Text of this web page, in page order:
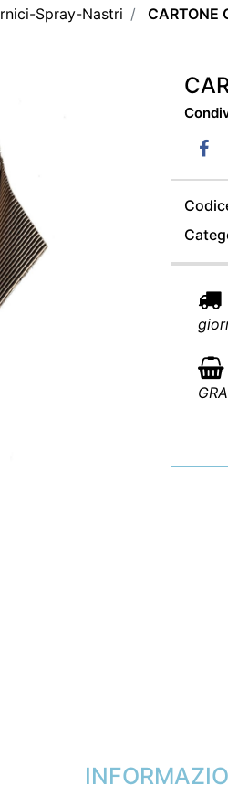
Spray-Nastri CARTONE